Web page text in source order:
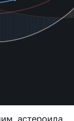
астероида